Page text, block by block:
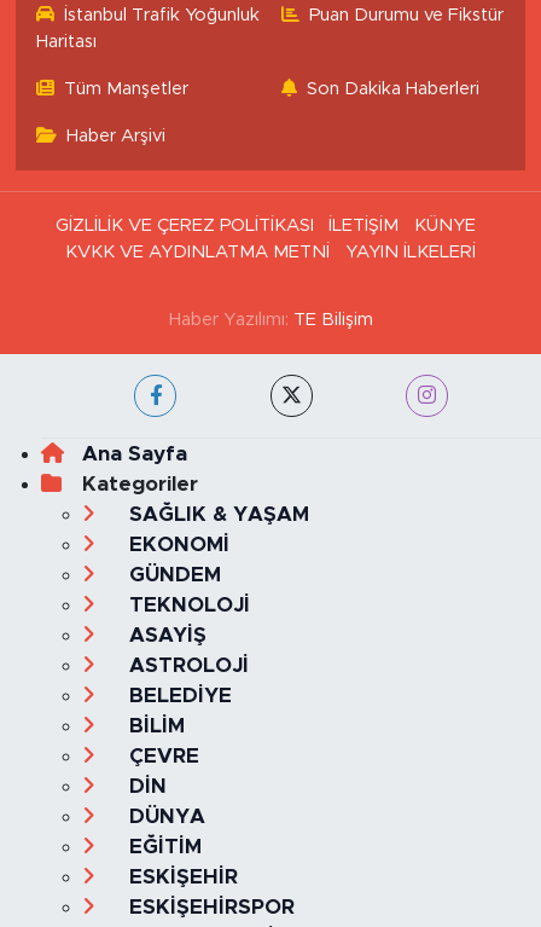
İstanbul Trafik Yoğunluk
Haritası
Puan Durumu ve Fikstür
Tüm Manşetler Son Dakika Haberleri
Haber Arşivi
GİZLİLİK VE ÇEREZ POLİTİKASI İLETİŞİM
KÜNYE
KVKK VE AYDINLATMA METNİ
YAYIN İLKELERİ
Haber Yazılımı: TE Bilişim
Ana Sayfa
Kategoriler
SAĞLIK & YAŞAM
EKONOMİ
GÜNDEM
TEKNOLOJİ
ASAYİŞ
ASTROLOJİ
BELEDİYE
BİLİM
ÇEVRE
DİN
DÜNYA
EĞİTİM
ESKİŞEHİR
ESKİŞEHİRSPOR